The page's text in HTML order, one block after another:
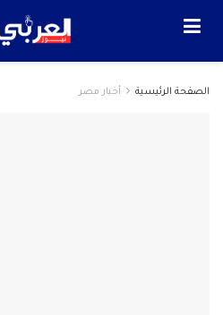
الصفحة الرئيسية أخبار مصر